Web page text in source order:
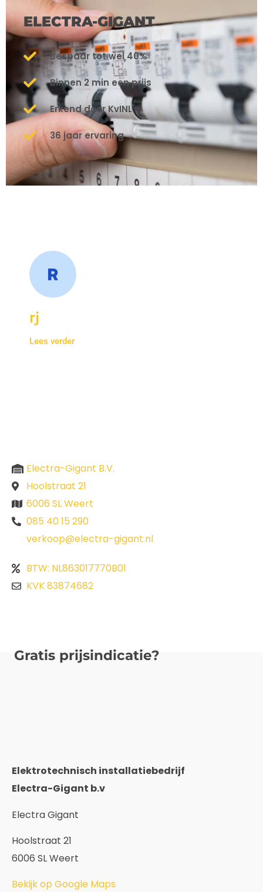
ELECTRA-GIGANT
Bespaar tot wel 40%
Binnen 2 min een prijs
Erkend door KvINL
36 jaar ervaring
rj
Lees verder
Electra-Gigant B.V.
Hoolstraat 21
6006 SL Weert
085 40 15 290
verkoop@electra-gigant.nl
BTW: NL863017770B01
KVK 83874682
Gratis prijsindicatie?
Elektrotechnisch installatiebedrijf
Electra-Gigant b.v
Electra Gigant
Hoolstraat 21
6006 SL Weert
Bekijk op Google Maps